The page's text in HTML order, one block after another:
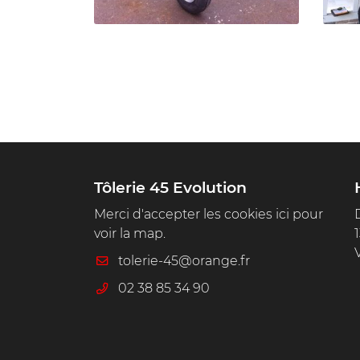
photo Agrandir la photo
Tôlerie 45 Evolution
Merci d'accepter les cookies ici pour
voir la map.
02 38 85 34 90